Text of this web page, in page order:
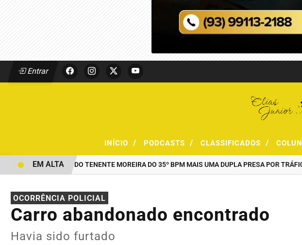
Entrar
INÍCIO / PODCASTS / CLASSIFICADOS /
AO COMANDO DO TENENTE MOREIRA DO 35º BPM MAIS UMA DUPLA PRESA POR TRÁFICO EM
EM ALTA
OCORRÊNCIA POLICIAL
Carro abandonado encontrado
Havia sido furtado